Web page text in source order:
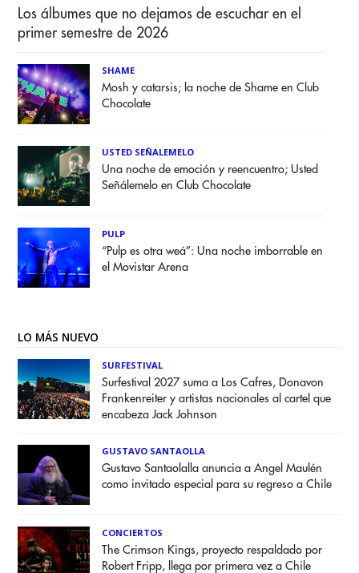
Los álbumes que no dejamos de escuchar en el
primer semestre de 2026
SHAME
Mosh y catarsis; la noche de Shame en Club
Chocolate
USTED SEÑALEMELO
Una noche de emoción y reencuentro; Usted
Señálemelo en Club Chocolate
PULP
“Pulp es otra weá”: Una noche imborrable en
el Movistar Arena
LO MÁS NUEVO
SURFESTIVAL
Surfestival 2027 suma a Los Cafres, Donavon
Frankenreiter y artistas nacionales al cartel que
encabeza Jack Johnson
GUSTAVO SANTAOLLA
Gustavo Santaolalla anuncia a Angel Maulén
como invitado especial para su regreso a Chile
CONCIERTOS
The Crimson Kings, proyecto respaldado por
Robert Fripp, llega por primera vez a Chile